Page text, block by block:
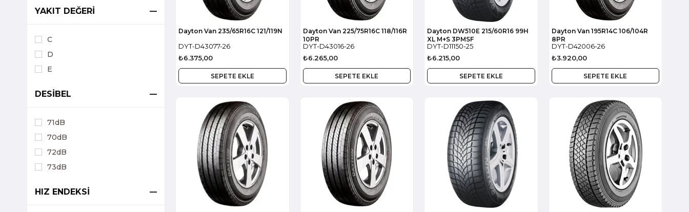
YAKIT DEĞERİ
C
D
E
DESİBEL
71dB
70dB
72dB
73dB
HIZ ENDEKSİ
Dayton Van 235/65R16C 121/119N
DYT-D43077-26
₺6.375,00
SEPETE EKLE
Dayton Van 225/75R16C 118/116R
10PR
DYT-D43016-26
₺6.265,00
SEPETE EKLE
Dayton DW510E 215/60R16 99H
XL M+S 3PMSF
DYT-D11150-25
₺6.215,00
SEPETE EKLE
Dayton Van 195R14C 106/104R
8PR
DYT-D42006-26
₺3.920,00
SEPETE EKLE